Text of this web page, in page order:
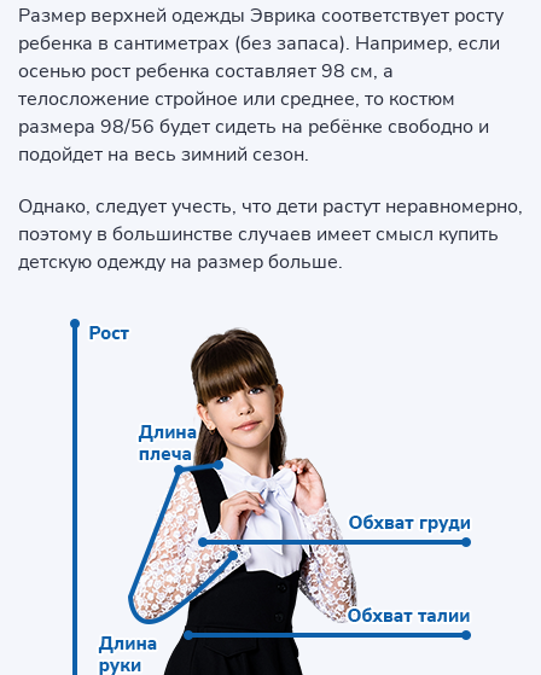
Размер верхней одежды Эврика соответствует росту
ребенка в сантиметрах (без запаса). Например, если
осенью рост ребенка составляет 98 см, а
телосложение стройное или среднее, то костюм
размера 98/56 будет сидеть на ребёнке свободно и
подойдет на весь зимний сезон.
Однако, следует учесть, что дети растут неравномерно,
поэтому в большинстве случаев имеет смысл купить
детскую одежду на размер больше.